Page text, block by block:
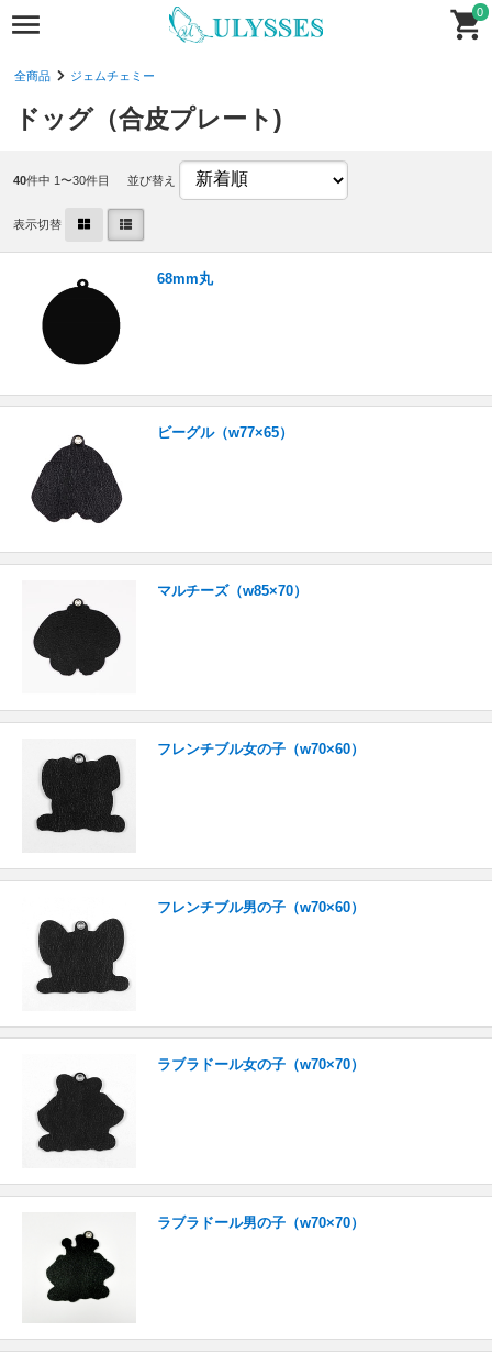
0
全商品 ジェムチェミー
ドッグ（合皮プレート)
40件中 1〜30件目 並び替え
表示切替
68mm丸
ビーグル（w77×65）
マルチーズ（w85×70）
フレンチブル女の子（w70×60）
フレンチブル男の子（w70×60）
ラブラドール女の子（w70×70）
ラブラドール男の子（w70×70）